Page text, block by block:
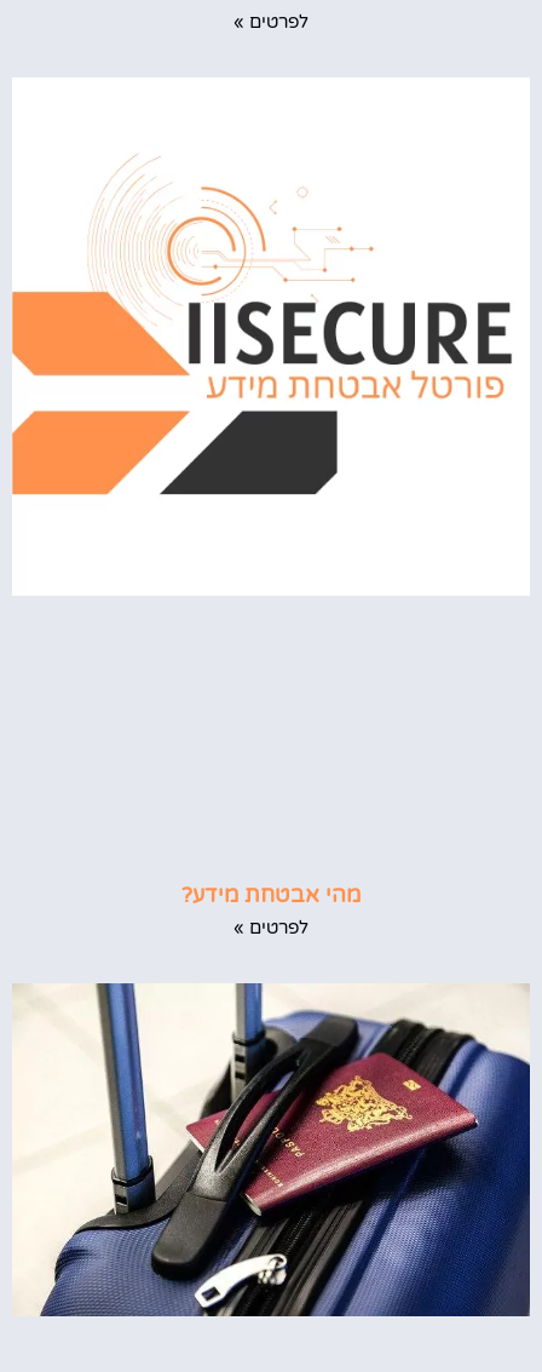
לפרטים »
מהי אבטחת מידע?
לפרטים »